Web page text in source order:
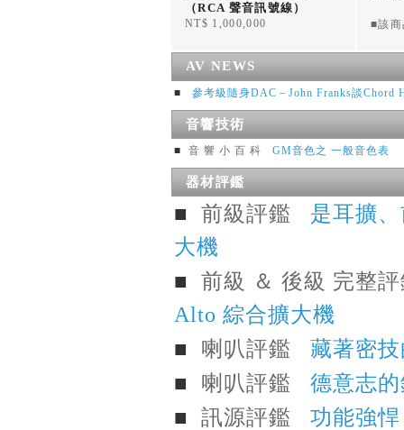
（RCA 聲音訊號線）
英國原裝進口
NT$ 1,000,000 ■該
AV NEWS
■ 參考級隨身DAC－John Franks談Chord
音響技術
■ 音 響 小 百 科 GM音色之 一般音色表
器材評鑑
■ 前級評鑑
是耳擴
大機
■
前級 ＆ 後級 完整
Alto 綜合擴大機
■ 喇叭評鑑 藏著密
■ 喇叭評鑑 德意志
■ 訊源評鑑 功能強